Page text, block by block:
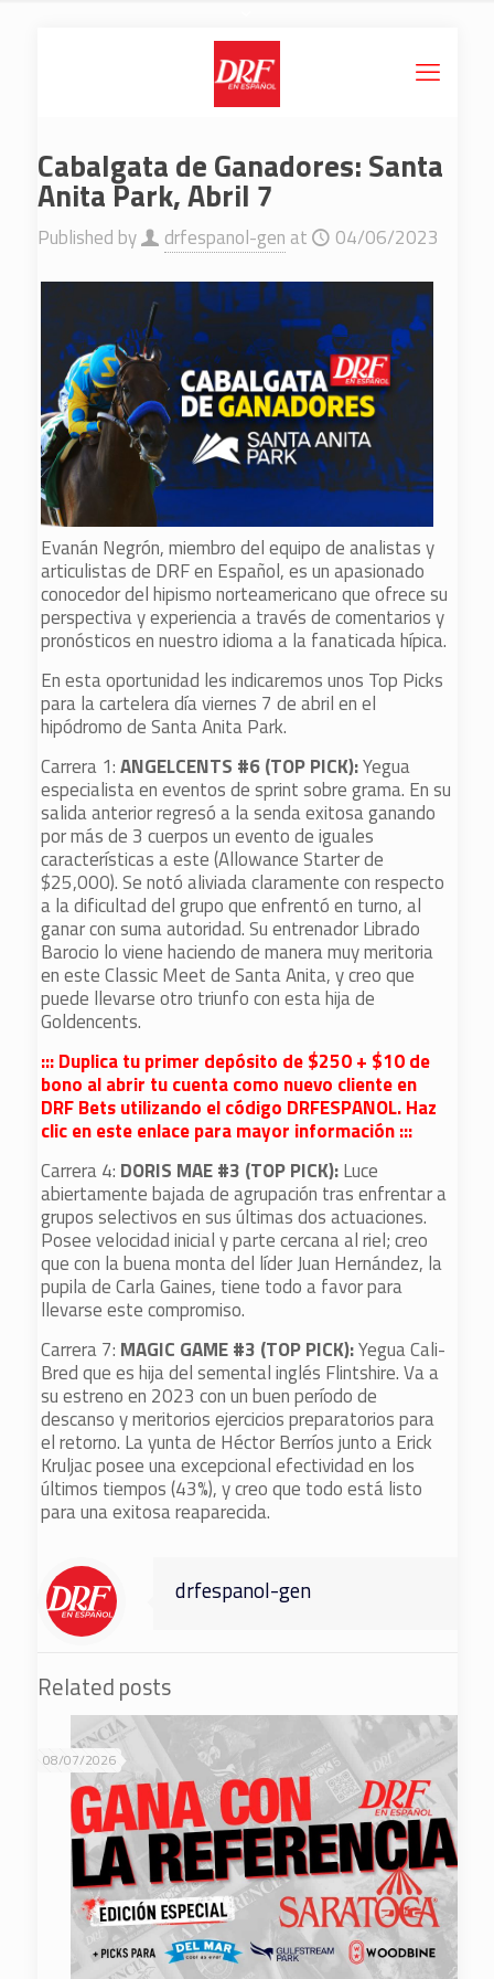
Cabalgata de Ganadores: Santa
Anita Park, Abril 7
Published by drfespanol-gen at 04/06/2023
Evanán Negrón, miembro del equipo de analistas y
articulistas de DRF en Español, es un apasionado
conocedor del hipismo norteamericano que ofrece su
perspectiva y experiencia a través de comentarios y
pronósticos en nuestro idioma a la fanaticada hípica.
En esta oportunidad les indicaremos unos Top Picks
para la cartelera día viernes 7 de abril en el
hipódromo de Santa Anita Park.
Carrera 1:ANGELCENTS #6 (TOP PICK):Yegua
especialista en eventos de sprint sobre grama. En su
salida anterior regresó a la senda exitosa ganando
por más de 3 cuerpos un evento de iguales
características a este (Allowance Starter de
$25,000). Se notó aliviada claramente con respecto
a la dificultad del grupo que enfrentó en turno, al
ganar con suma autoridad. Su entrenador Librado
Barocio lo viene haciendo de manera muy meritoria
en este Classic Meet de Santa Anita, y creo que
puede llevarse otro triunfo con esta hija de
Goldencents.
::: Duplica tu primer depósito de $250 + $10 de
bono al abrir tu cuenta como nuevo cliente en
DRF Bets utilizando el código DRFESPANOL. Haz
clic en este enlace para mayor información :::
Carrera 4: DORIS MAE #3 (TOP PICK):Luce
abiertamente bajada de agrupación tras enfrentar a
grupos selectivos en sus últimas dos actuaciones.
Posee velocidad inicial y parte cercana al riel; creo
que con la buena monta del líder Juan Hernández, la
pupila de Carla Gaines, tiene todo a favor para
llevarse este compromiso.
Carrera 7: MAGIC GAME #3 (TOP PICK):Yegua Cali-
Bred que es hija del semental inglés Flintshire. Va a
su estreno en 2023 con un buen período de
descanso y meritorios ejercicios preparatorios para
el retorno. La yunta de Héctor Berríos junto a Erick
Kruljac posee una excepcional efectividad en los
últimos tiempos (43%), y creo que todo está listo
para una exitosa reaparecida.
drfespanol-gen
Related posts
08/07/2026